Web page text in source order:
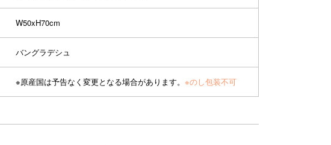
W50xH70cm
バングラデシュ
※原産国は予告なく変更となる場合があります。 ※のし包装不可